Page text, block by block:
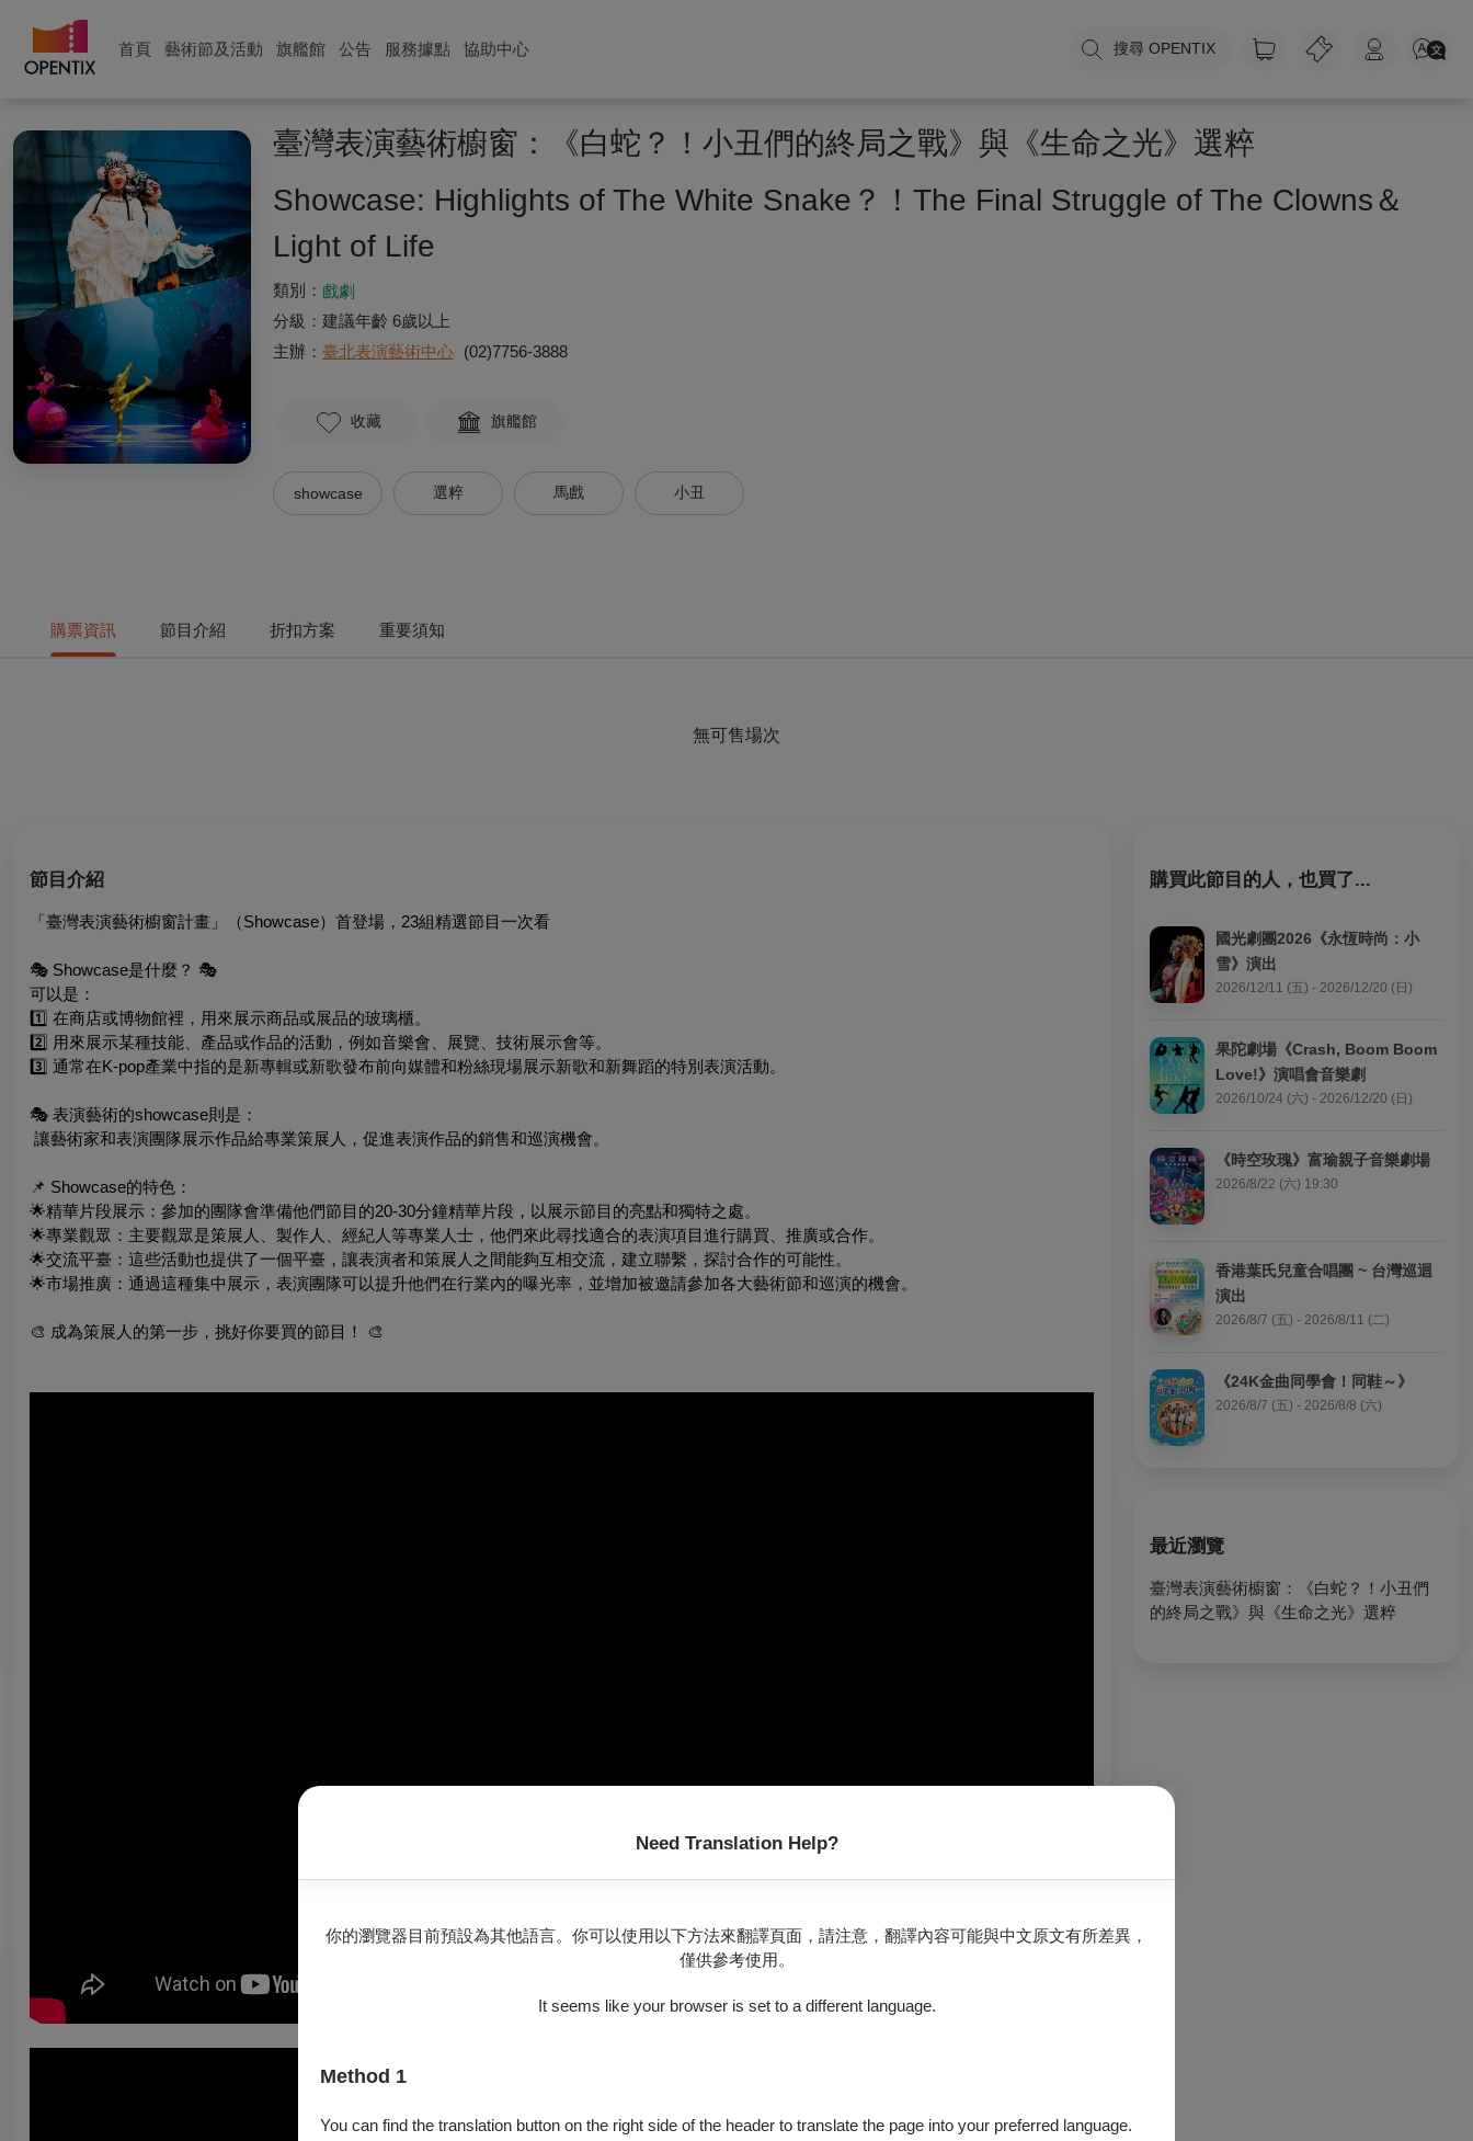
首頁 藝術節及活動 旗艦館 公告 服務據點 協助中心 搜尋 OPENTIX
Need Translation Help?
你的瀏覽器目前預設為其他語言。你可以使用以下方法來翻譯頁面，請注意，翻譯內容可能與中文原文有所差異，
僅供參考使用。
It seems like your browser is set to a different language.
Method 1
You can find the translation button on the right side of the header to translate the page into your preferred language.
臺灣表演藝術櫥窗：《白蛇？！小丑們的終局之戰》與《生命之光》選粹
Showcase: Highlights of The White Snake？！The Final Struggle of The Clowns＆
Light of Life
類別： 戲劇
分級： 建議年齡 6歲以上
主辦： 臺北表演藝術中心 (02)7756-3888
收藏 旗艦館
showcase 選粹 馬戲 小丑
購票資訊 節目介紹 折扣方案 重要須知
無可售場次
節目介紹
「臺灣表演藝術櫥窗計畫」（Showcase）首登場，23組精選節目一次看
🎭 Showcase是什麼？ 🎭
可以是：
1️⃣ 在商店或博物館裡，用來展示商品或展品的玻璃櫃。
2️⃣ 用來展示某種技能、產品或作品的活動，例如音樂會、展覽、技術展示會等。
3️⃣ 通常在K-pop產業中指的是新專輯或新歌發布前向媒體和粉絲現場展示新歌和新舞蹈的特別表演活動。
🎭 表演藝術的showcase則是：
讓藝術家和表演團隊展示作品給專業策展人，促進表演作品的銷售和巡演機會。
📌 Showcase的特色：
🌟精華片段展示：參加的團隊會準備他們節目的20-30分鐘精華片段，以展示節目的亮點和獨特之處。
🌟專業觀眾：主要觀眾是策展人、製作人、經紀人等專業人士，他們來此尋找適合的表演項目進行購買、推廣或合作。
🌟交流平臺：這些活動也提供了一個平臺，讓表演者和策展人之間能夠互相交流，建立聯繫，探討合作的可能性。
🌟市場推廣：通過這種集中展示，表演團隊可以提升他們在行業內的曝光率，並增加被邀請參加各大藝術節和巡演的機會。
🎨 成為策展人的第一步，挑好你要買的節目！ 🎨
購買此節目的人，也買了...
國光劇團2026《永恆時尚：小
雪》演出
2026/12/11 (五) - 2026/12/20 (日)
果陀劇場《Crash, Boom Boom
Love!》演唱會音樂劇
2026/10/24 (六) - 2026/12/20 (日)
《時空玫瑰》富瑜親子音樂劇場
2026/8/22 (六) 19:30
香港葉氏兒童合唱團 ~ 台灣巡迴
演出
2026/8/7 (五) - 2026/8/11 (二)
《24K金曲同學會！同鞋～》
2026/8/7 (五) - 2026/8/8 (六)
最近瀏覽
臺灣表演藝術櫥窗：《白蛇？！小丑們
的終局之戰》與《生命之光》選粹